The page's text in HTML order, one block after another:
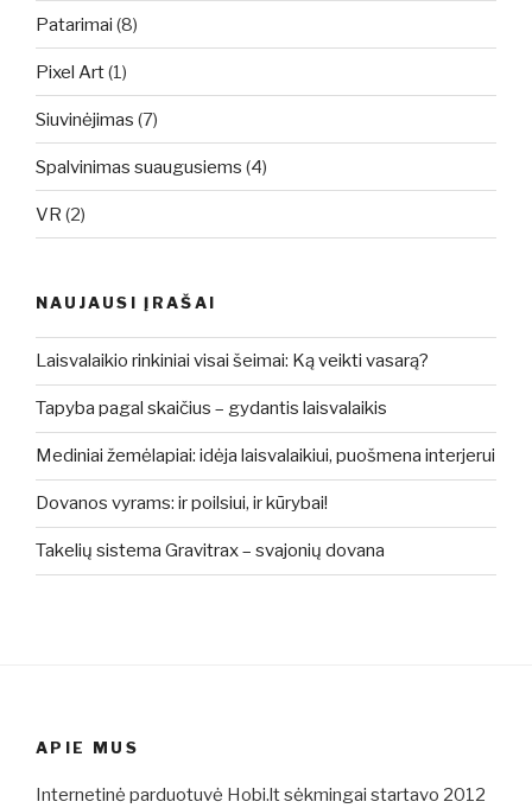
Patarimai (8)
Pixel Art(1)
Siuvinėjimas (7)
Spalvinimas suaugusiems (4)
VR (2)
NAUJAUSI ĮRAŠAI
Laisvalaikio rinkiniai visai šeimai: Ką veikti vasarą?
Tapyba pagal skaičius – gydantis laisvalaikis
Mediniai žemėlapiai: idėja laisvalaikiui, puošmena interjerui
Dovanos vyrams: ir poilsiui, ir kūrybai!
Takelių sistema Gravitrax – svajonių dovana
APIE MUS
Internetinė parduotuvė Hobi.lt sėkmingai startavo 2012